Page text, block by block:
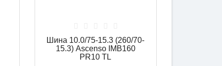
Шина 10.0/75-15.3 (260/70-
15.3) Ascenso IMB160
PR10 TL